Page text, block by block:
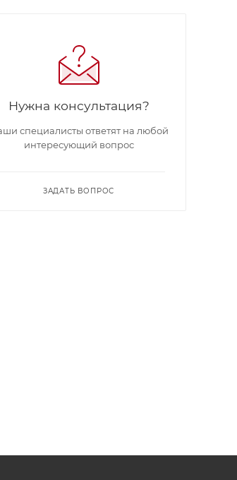
Нужна консультация?
специалисты ответят на любой
интересующий вопрос
ЗАДАТЬ ВОПРОС